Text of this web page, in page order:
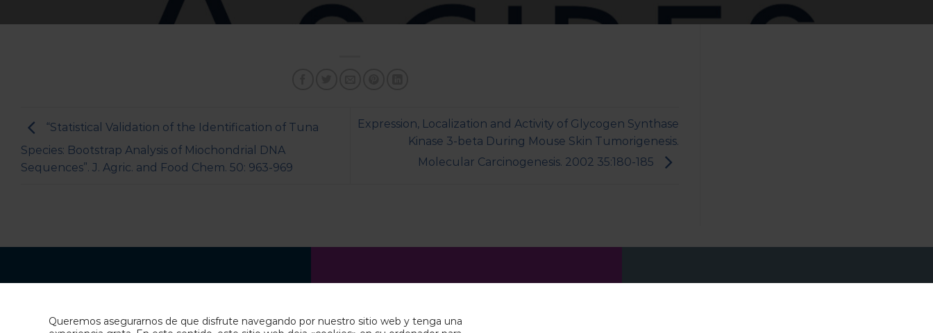
“Statistical Validation of the Identification of Tuna
Species: Bootstrap Analysis of Miochondrial DNA
Sequences”. J. Agric. and Food Chem. 50: 963-969
Expression, Localization and Activity of Glycogen Synthase
Kinase 3-beta During Mouse Skin Tumorigenesis.
Molecular Carcinogenesis. 2002 35:180-185
Queremos asegurarnos de que disfrute navegando por nuestro sitio web y tenga una